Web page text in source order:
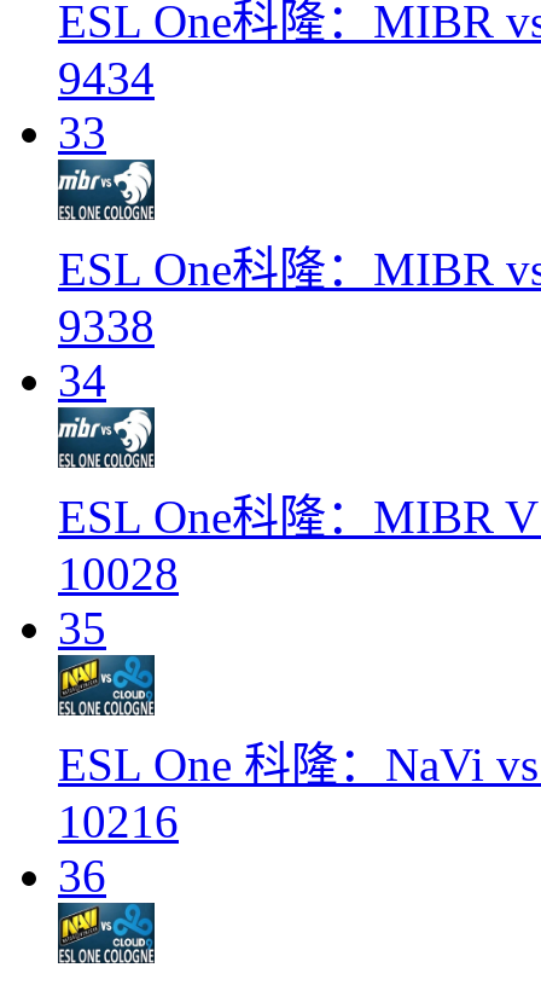
ESL One科隆：MIBR
9434
33
ESL One科隆：MIBR
9338
34
ESL One科隆：MIBR
10028
35
ESL One 科隆：NaVi
10216
36